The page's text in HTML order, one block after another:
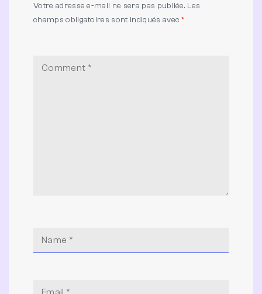
Votre adresse e-mail ne sera pas publiée. Les
champs obligatoires sont indiqués avec*